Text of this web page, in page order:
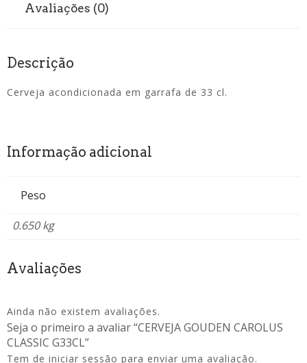
Avaliações (0)
Descrição
Cerveja acondicionada em garrafa de 33 cl.
Informação adicional
Peso
0.650 kg
Avaliações
Ainda não existem avaliações.
Seja o primeiro a avaliar “CERVEJA GOUDEN CAROLUS
CLASSIC G33CL”
Tem de iniciar sessão para enviar uma avaliação.